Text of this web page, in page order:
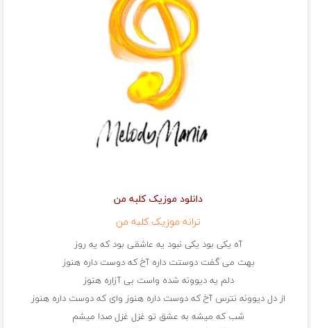
دانلود موزیک کلبه من
ترانه موزیک کلبه من
آه یکی بود یکی نبود یه عاشقی بود که یه روز
بهت می گفت دوستت داره آخ که دوست داره هنوز
دلم یه دیوونه شده واست بی آزاره هنوز
از دل دیوونه نترس آخ که دوست داره هنوز وای که دوست داره هنوز
شب که میشه به عشق تو غزل غزل صدا میشم